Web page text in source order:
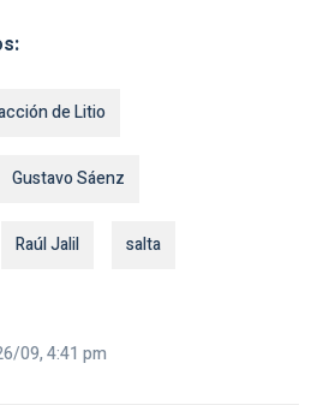
de Litio
Gustavo Sáenz
Raúl Jalil salta
09, 4:41 pm